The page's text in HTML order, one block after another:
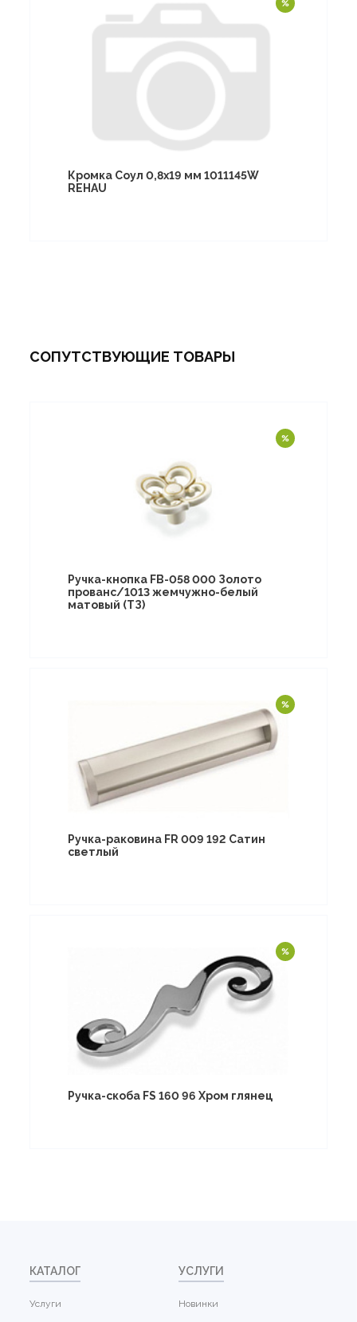
Кромка Соул 0,8х19 мм 1011145W
REHAU
СОПУТСТВУЮЩИЕ ТОВАРЫ
Ручка-кнопка FB-058 000 Золото
прованс/1013 жемчужно-белый
матовый (ТЗ)
Ручка-раковина FR 009 192 Сатин
светлый
Ручка-скоба FS 160 96 Хром глянец
КАТАЛОГ
Услуги
УСЛУГИ
Новинки